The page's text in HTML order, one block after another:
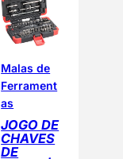
Malas de
Ferrament
as
JOGO DE
CHAVES
DE